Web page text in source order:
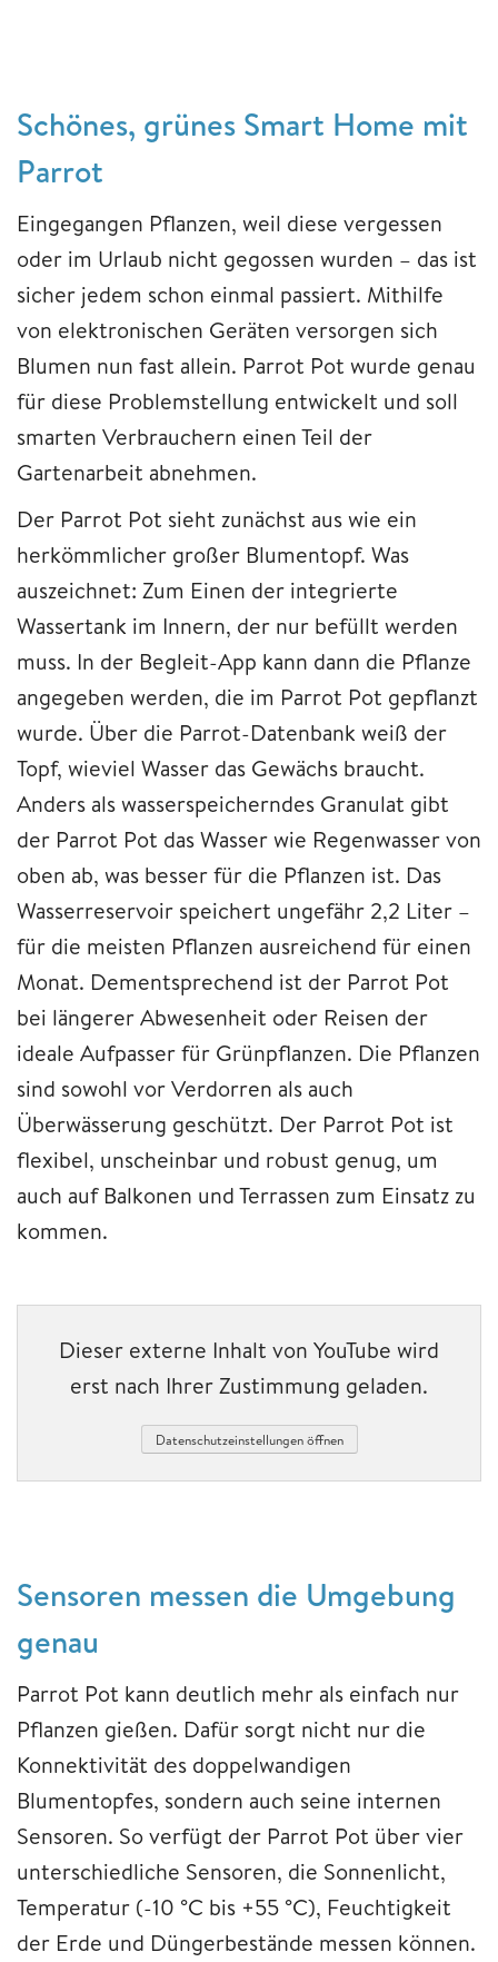
Schönes, grünes Smart Home mit
Parrot
Eingegangen Pflanzen, weil diese vergessen
oder im Urlaub nicht gegossen wurden – das ist
sicher jedem schon einmal passiert. Mithilfe
von elektronischen Geräten versorgen sich
Blumen nun fast allein. Parrot Pot wurde genau
für diese Problemstellung entwickelt und soll
smarten Verbrauchern einen Teil der
Gartenarbeit abnehmen.
Der Parrot Pot sieht zunächst aus wie ein
herkömmlicher großer Blumentopf. Was
auszeichnet: Zum Einen der integrierte
Wassertank im Innern, der nur befüllt werden
muss. In der Begleit-App kann dann die Pflanze
angegeben werden, die im Parrot Pot gepflanzt
wurde. Über die Parrot-Datenbank weiß der
Topf, wieviel Wasser das Gewächs braucht.
Anders als wasserspeicherndes Granulat gibt
der Parrot Pot das Wasser wie Regenwasser von
oben ab, was besser für die Pflanzen ist. Das
Wasserreservoir speichert ungefähr 2,2 Liter –
für die meisten Pflanzen ausreichend für einen
Monat. Dementsprechend ist der Parrot Pot
bei längerer Abwesenheit oder Reisen der
ideale Aufpasser für Grünpflanzen. Die Pflanzen
sind sowohl vor Verdorren als auch
Überwässerung geschützt. Der Parrot Pot ist
flexibel, unscheinbar und robust genug, um
auch auf Balkonen und Terrassen zum Einsatz zu
kommen.
Dieser externe Inhalt von YouTube wird
erst nach Ihrer Zustimmung geladen.
Datenschutzeinstellungen öffnen
Sensoren messen die Umgebung
genau
Parrot Pot kann deutlich mehr als einfach nur
Pflanzen gießen. Dafür sorgt nicht nur die
Konnektivität des doppelwandigen
Blumentopfes, sondern auch seine internen
Sensoren. So verfügt der Parrot Pot über vier
unterschiedliche Sensoren, die Sonnenlicht,
Temperatur (-10 °C bis +55 °C), Feuchtigkeit
der Erde und Düngerbestände messen können.